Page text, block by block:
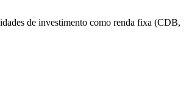
de investimento como renda fixa (CDB,